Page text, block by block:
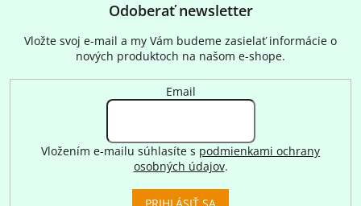
Odoberať newsletter
Vložte svoj e-mail a my Vám budeme zasielať informácie o
nových produktoch na našom e-shope.
Email
Vložením e-mailu súhlasíte s podmienkami ochrany
osobných údajov.